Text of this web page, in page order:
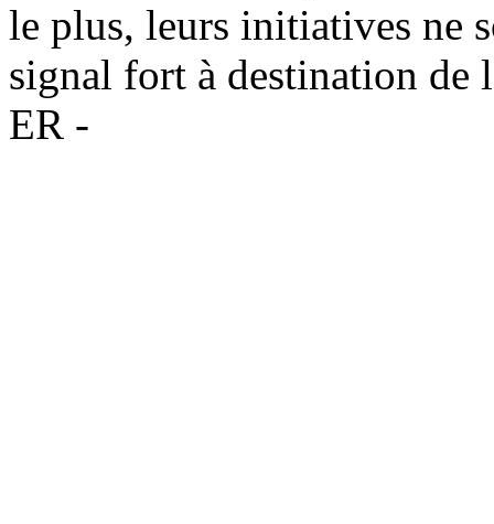
le plus, leurs initiatives ne
signal fort à destination de
ER -